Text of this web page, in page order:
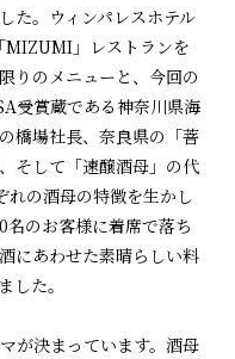
た。ウィンパレスホテル
MIZUMI」レストランを
りのメニューと、今回の
受賞蔵である神奈川県海
橋場社長、奈良県の「菩
そして「速醸酒母」の代
れの酒母の特徴を生かし
のお客様に着席で落ち
にあわせた素晴らしい料
した。
が決まっています。酒母